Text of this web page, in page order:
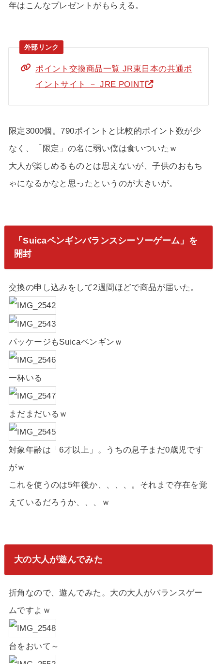
年はこんなプレゼントがもらえる。
ポイント交換商品一覧 JR東日本の共通ポ
イントサイト － JRE POINT
限定3000個。790ポイントと比較的ポイント数が少
なく、「限定」の名に弱い僕は食いついたｗ
大人が楽しめるものとは思えないが、子供のおもち
ゃになるかなと思ったというのが大きいが。
「Suicaペンギンバランスシーソーゲーム」を
開封
交換の申し込みをして2週間ほどで商品が届いた。
パッケージもSuicaペンギンｗ
一杯いる
まだまだいるｗ
対象年齢は「6才以上」。うちの息子まだ0歳児です
がｗ
これを使うのは5年後か、、、、。それまで存在を覚
えているだろうか、、、ｗ
大の大人が遊んでみた
折角なので、遊んでみた。大の大人がバランスゲー
ムですよｗ
台をおいて～